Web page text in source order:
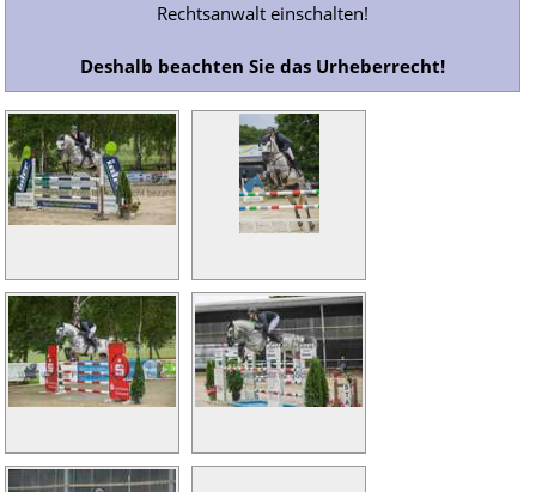
Rechtsanwalt einschalten!
Deshalb beachten Sie das Urheberrecht!